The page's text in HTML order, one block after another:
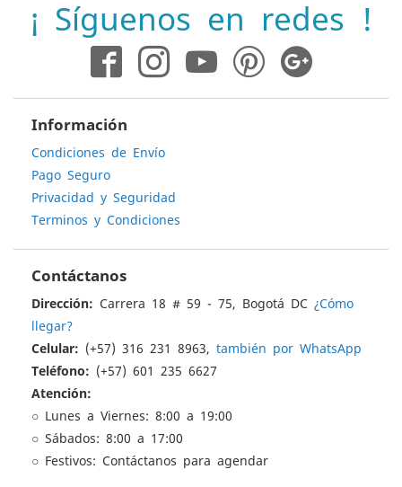
de
noticias:
¡ Síguenos en redes !
Información
Condiciones de Envío
Pago Seguro
Privacidad y Seguridad
Terminos y Condiciones
Contáctanos
Dirección: Carrera 18 # 59 - 75, Bogotá DC ¿Cómo
llegar?
Celular: (+57) 316 231 8963, también por WhatsApp
Teléfono: (+57) 601 235 6627
Atención:
○ Lunes a Viernes: 8:00 a 19:00
○ Sábados: 8:00 a 17:00
○ Festivos: Contáctanos para agendar